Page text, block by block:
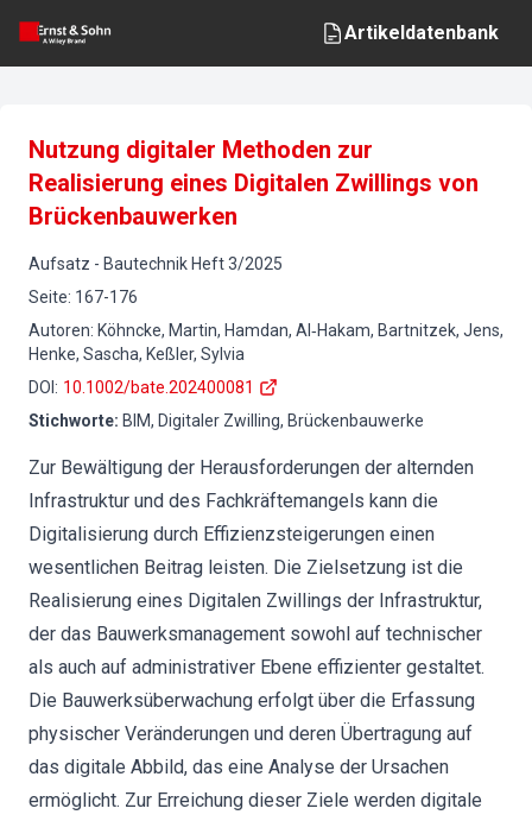
Artikeldatenbank
Nutzung digitaler Methoden zur
Realisierung eines Digitalen Zwillings von
Brückenbauwerken
Aufsatz - Bautechnik Heft3/2025
Seite: 167-176
Autoren: Köhncke, Martin, Hamdan, Al‐Hakam, Bartnitzek, Jens,
Henke, Sascha, Keßler, Sylvia
DOI : 10.1002/bate.202400081
Stichworte: BIM, Digitaler Zwilling, Brückenbauwerke
Zur Bewältigung der Herausforderungen der alternden
Infrastruktur und des Fachkräftemangels kann die
Digitalisierung durch Effizienzsteigerungen einen
wesentlichen Beitrag leisten. Die Zielsetzung ist die
Realisierung eines Digitalen Zwillings der Infrastruktur,
der das Bauwerksmanagement sowohl auf technischer
als auch auf administrativer Ebene effizienter gestaltet.
Die Bauwerksüberwachung erfolgt über die Erfassung
physischer Veränderungen und deren Übertragung auf
das digitale Abbild, das eine Analyse der Ursachen
ermöglicht. Zur Erreichung dieser Ziele werden digitale